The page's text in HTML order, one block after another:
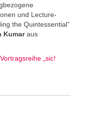
und Lecture-
the Quintessential”
Kumaraus
„sic!